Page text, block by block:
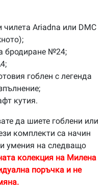
чилета Ariadna или DMC
бродиране №24;
гоблен с легенда
кутия.
да шиете гоблени или
комплекти са начин
умения на следващо
колекция на Милена
поръчка и не